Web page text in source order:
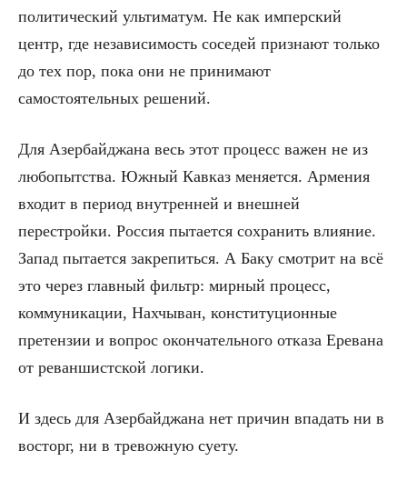
политический ультиматум. Не как имперский
центр, где независимость соседей признают только
до тех пор, пока они не принимают
самостоятельных решений.
Для Азербайджана весь этот процесс важен не из
любопытства. Южный Кавказ меняется. Армения
входит в период внутренней и внешней
перестройки. Россия пытается сохранить влияние.
Запад пытается закрепиться. А Баку смотрит на всё
это через главный фильтр: мирный процесс,
коммуникации, Нахчыван, конституционные
претензии и вопрос окончательного отказа Еревана
от реваншистской логики.
И здесь для Азербайджана нет причин впадать ни в
восторг, ни в тревожную суету.